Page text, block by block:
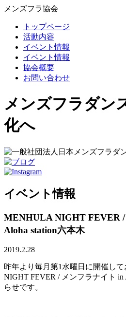
メンズフラ協会
トップページ
活動内容
イベント情報
イベント情報
協会概要
お問い合わせ
メンズフラダン
化へ
イベント情報
MENHULA NIGHT FEVER /
Aloha station六本木
2019.2.28
昨年より毎月第1水曜日に開催し
NIGHT FEVER / メンフラナイト in
らせです。